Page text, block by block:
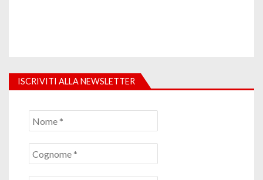
ISCRIVITI ALLA NEWSLETTER